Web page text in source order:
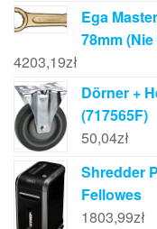
Ega
78mm
4203,19zł
Dörner +
(717565F)
50,04zł
Shredder
Fellowes
1803,99zł